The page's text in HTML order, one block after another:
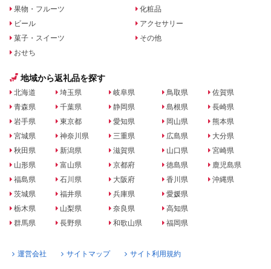
果物・フルーツ
ビール
菓子・スイーツ
おせち
化粧品
アクセサリー
その他
地域から返礼品を探す
北海道
青森県
岩手県
宮城県
秋田県
山形県
福島県
茨城県
栃木県
群馬県
埼玉県
千葉県
東京都
神奈川県
新潟県
富山県
石川県
福井県
山梨県
長野県
岐阜県
静岡県
愛知県
三重県
滋賀県
京都府
大阪府
兵庫県
奈良県
和歌山県
鳥取県
島根県
岡山県
広島県
山口県
徳島県
香川県
愛媛県
高知県
福岡県
佐賀県
長崎県
熊本県
大分県
宮崎県
鹿児島県
沖縄県
運営会社 サイトマップ サイト利用規約